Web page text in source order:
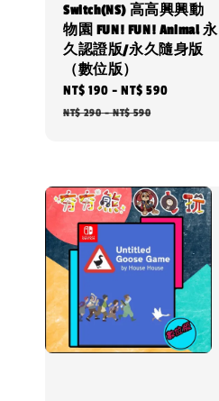
Switch(NS) 高高興興動
物園 FUN! FUN! Animal 永
久認證版/永久隨身版
（數位版）
Sale
price
NT$ 190 -NT$ 590
NT$ 290-NT$ 590